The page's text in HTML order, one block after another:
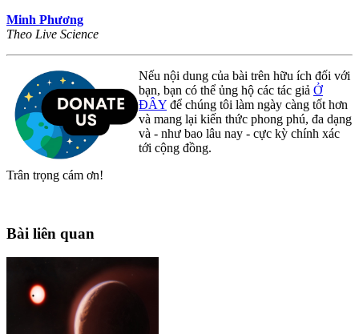
Minh Phương
Theo Live Science
Nếu nội dung của bài trên hữu ích đối với
bạn, bạn có thể ủng hộ các tác giả Ở
ĐÂY để chúng tôi làm ngày càng tốt hơn
và mang lại kiến thức phong phú, đa dạng
và - như bao lâu nay - cực kỳ chính xác
tới cộng đồng.
Trân trọng cám ơn!
Bài liên quan